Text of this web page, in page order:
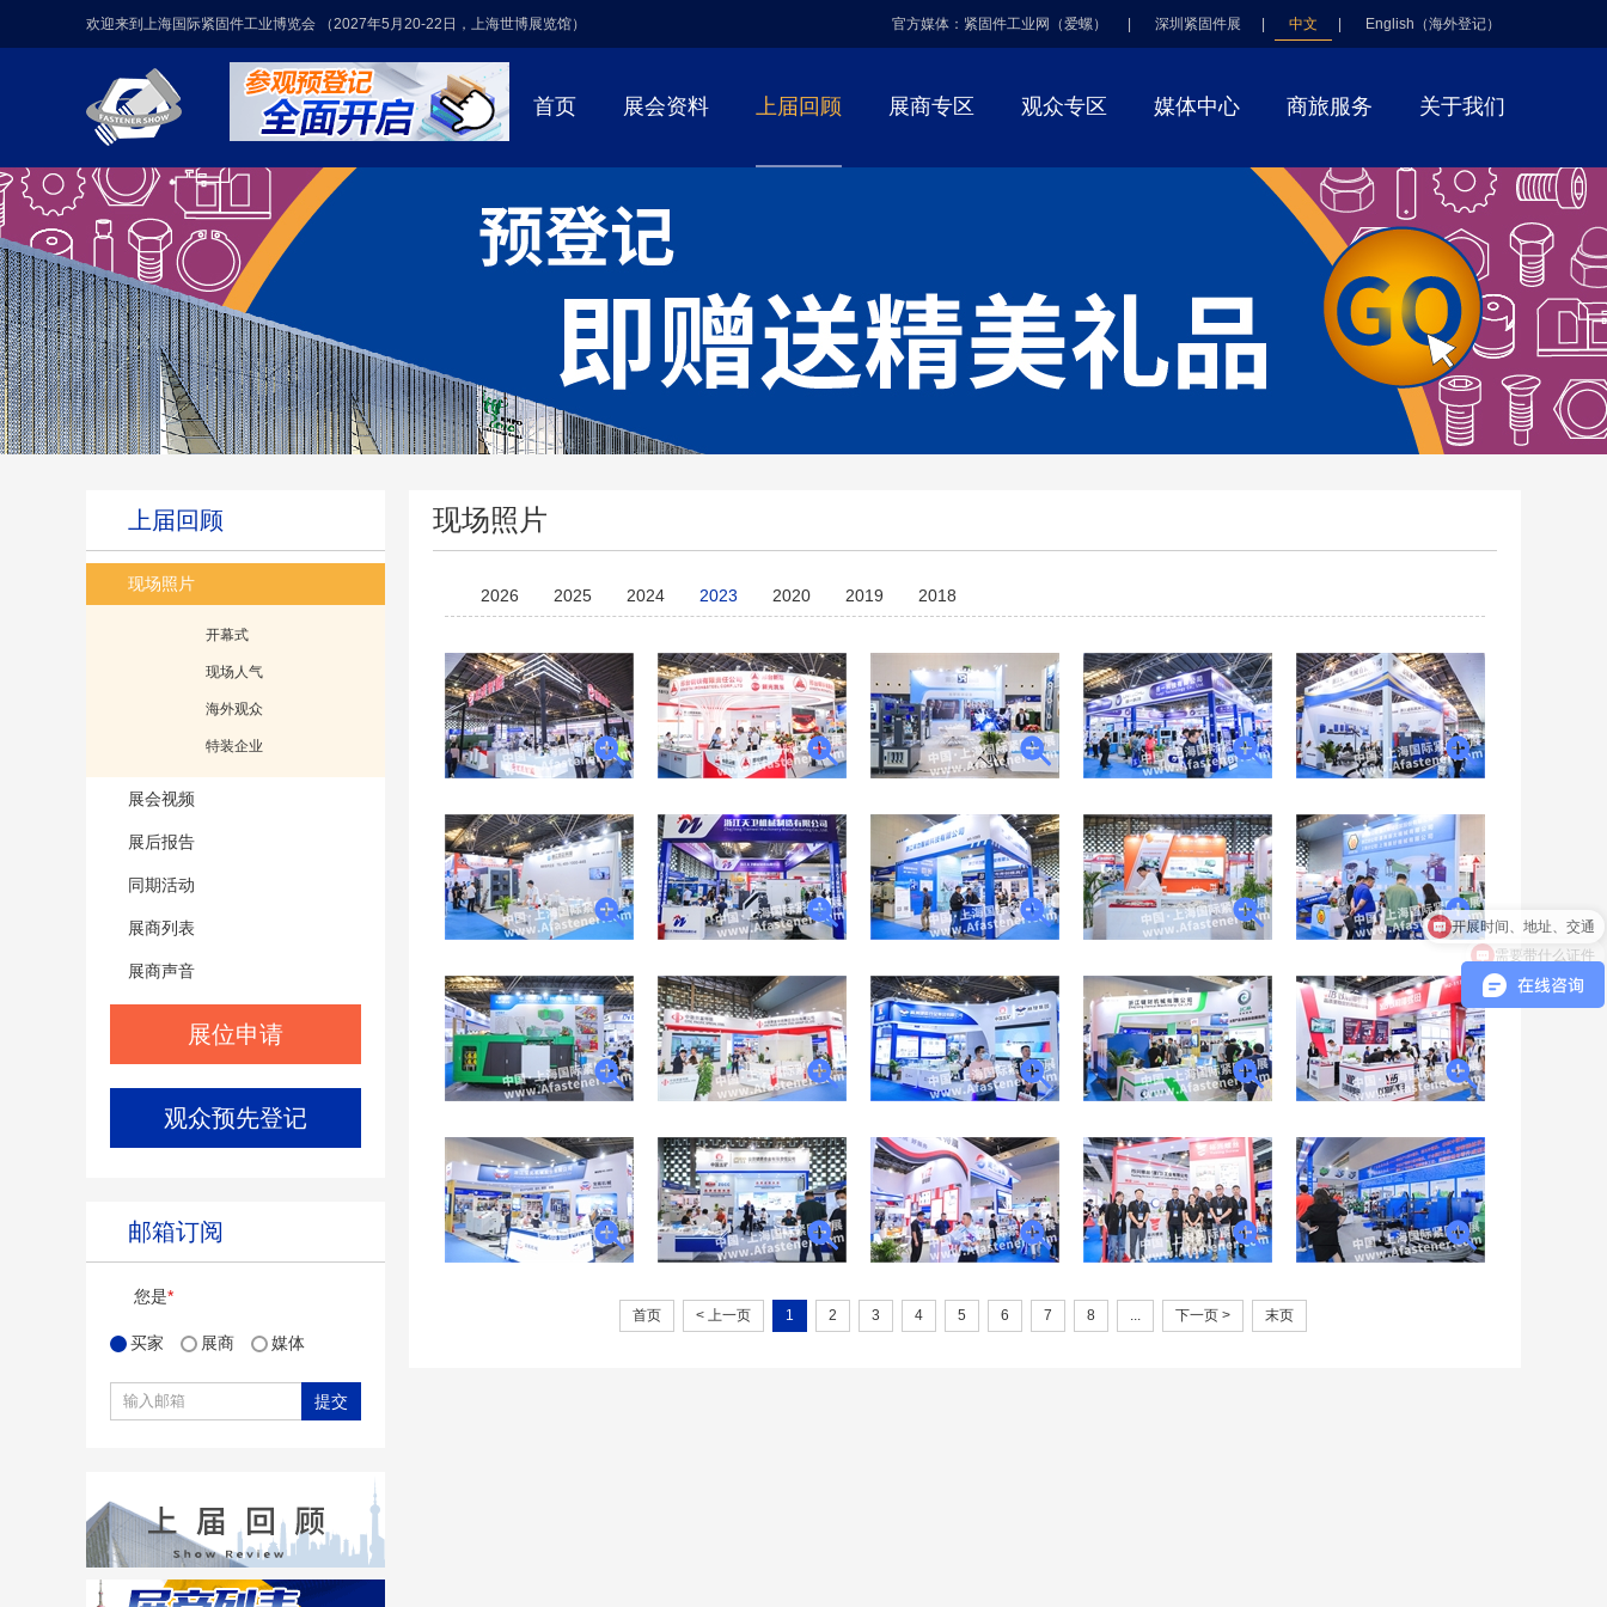
欢迎来到上海国际紧固件工业博览会 （2027年5月20-22日，上海世博展览馆） 官方媒体：紧固件工业网（爱螺） 深圳紧固件展 中文 English（海外登记）
首页 展会资料 上届回顾 展商专区 观众专区 媒体中心 商旅服务 关于我们
上届回顾
现场照片
开幕式
现场人气
海外观众
特装企业
展会视频
展后报告
同期活动
展商列表
展商声音
展位申请
观众预先登记
邮箱订阅
您是*
买家 展商 媒体
现场照片
2026 2025 2024 2023 2020 2019 2018
首页 < 上一页 1 2 3 4 5 6 7 8 下一页 > 末页
开展时间、地址、交通
需要带什么证件